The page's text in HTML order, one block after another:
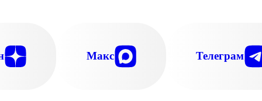
Макс Телеграм